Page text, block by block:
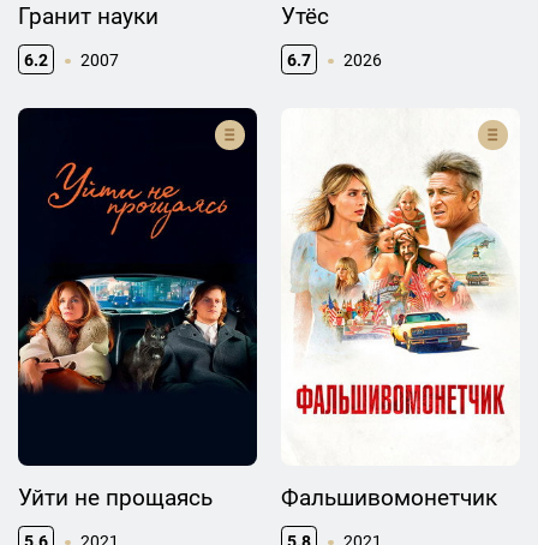
Гранит науки
6.2 2007
Утёс
6.7 2026
Уйти не прощаясь
5.6 2021
Фальшивомонетчик
5.8 2021